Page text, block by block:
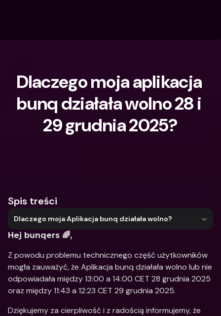
Dlaczego moja aplikacja
bunq działała wolno 28 i
29 grudnia 2025?
Spis treści
Dlaczego moja Aplikacja bunq działała wolno?
Hej bunqers 🌈,
Z powodu problemu technicznego część użytkowników
mogła zauważyć, że Aplikacja bunq działała wolno lub nie
odpowiadała między 13:00 a 14:00 CET 28 grudnia 2025
oraz między 11:43 a 12:23 CET 29 grudnia 2025.
Dziękujemy za cierpliwość i z radością informujemy, że